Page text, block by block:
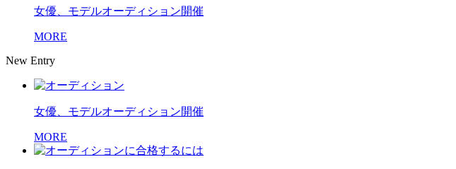
女優、モデルオーディション開催
MORE
New Entry
女優、モデルオーディション開催
MORE